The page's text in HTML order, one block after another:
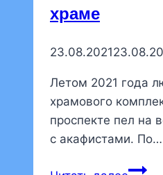
храме
23.08.2021
Летом 2021 года
храмового
проспекте пел на
с акафистами. По…